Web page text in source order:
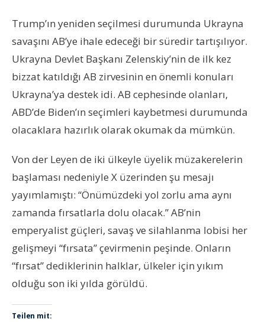
Trump’ın yeniden seçilmesi durumunda Ukrayna
savaşını AB’ye ihale edeceği bir süredir tartışılıyor.
Ukrayna Devlet Başkanı Zelenskiy’nin de ilk kez
bizzat katıldığı AB zirvesinin en önemli konuları
Ukrayna’ya destek idi. AB cephesinde olanları,
ABD’de Biden’ın seçimleri kaybetmesi durumunda
olacaklara hazırlık olarak okumak da mümkün.
Von der Leyen de iki ülkeyle üyelik müzakerelerin
başlaması nedeniyle X üzerinden şu mesajı
yayımlamıştı: “Önümüzdeki yol zorlu ama aynı
zamanda fırsatlarla dolu olacak.” AB’nin
emperyalist güçleri, savaş ve silahlanma lobisi her
gelişmeyi “fırsata” çevirmenin peşinde. Onların
“fırsat” dediklerinin halklar, ülkeler için yıkım
olduğu son iki yılda görüldü.
Teilen mit: